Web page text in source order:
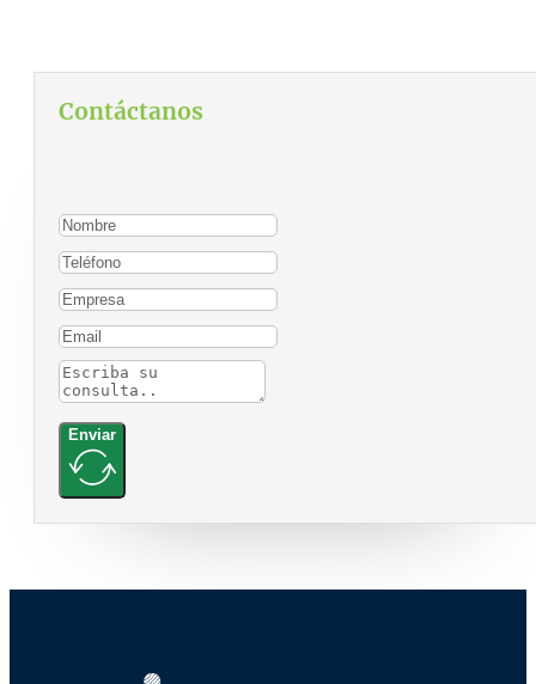
Contáctanos
Enviar